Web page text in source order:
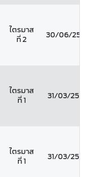
ไตรมาส
ที่ 2
30/06/
ไตรมาส
ที่ 1
31/03/
ไตรมาส
ที่ 1
31/03/